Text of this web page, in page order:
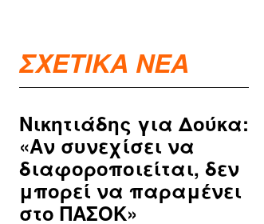
ΣΧΕΤΙΚΑ ΝΕΑ
Νικητιάδης για Δούκα:
«Αν συνεχίσει να
διαφοροποιείται, δεν
μπορεί να παραμένει
στο ΠΑΣΟΚ»